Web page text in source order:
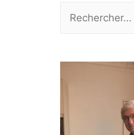
r
c